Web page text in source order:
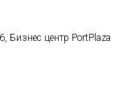
Бизнес центр PortPlaza